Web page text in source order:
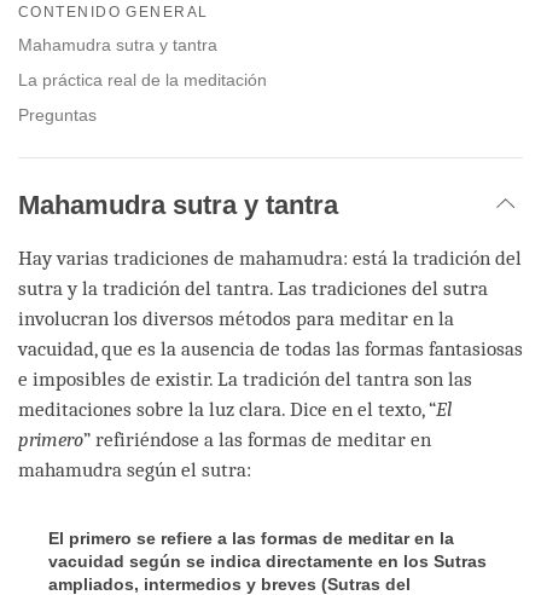
CONTENIDO GENERAL
Mahamudra sutra y tantra
La práctica real de la meditación
Preguntas
Mahamudra sutra y tantra
Hay varias tradiciones de mahamudra: está la tradición del
sutra y la tradición del tantra. Las tradiciones del sutra
involucran los diversos métodos para meditar en la
vacuidad, que es la ausencia de todas las formas fantasiosas
e imposibles de existir. La tradición del tantra son las
meditaciones sobre la luz clara. Dice en el texto, “El
primero” refiriéndose a las formas de meditar en
mahamudra según el sutra:
El primero se refiere a las formas de meditar en la
vacuidad según se indica directamente en los Sutras
ampliados, intermedios y breves (Sutras del